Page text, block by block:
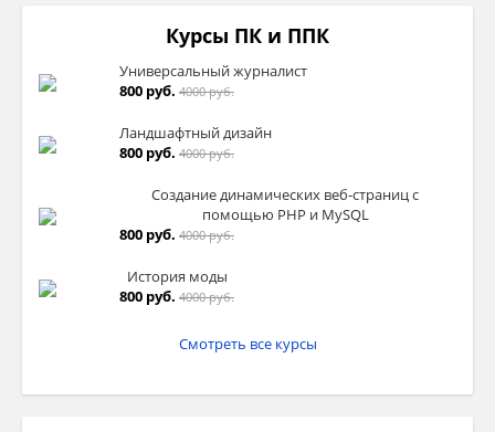
Курсы ПК и ППК
Универсальный журналист
800 руб. 4000 руб.
Ландшафтный дизайн
800 руб. 4000 руб.
Создание динамических веб-страниц с
помощью PHP и MySQL
800 руб. 4000 руб.
История моды
800 руб. 4000 руб.
Смотреть все курсы